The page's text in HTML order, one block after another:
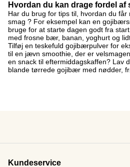
Hvordan du kan drage fordel
Har du brug for tips til, hvordan du
smag ? For eksempel kan en
bruge for at starte dagen godt fra
med frosne bær, banan, yoghurt og
Tilføj en teskefuld gojibærpulver for
til en jævn smoothie, der er
en snack til eftermiddagskaffen? Lav
blande tørrede gojibær med nødder,
Kundeservice